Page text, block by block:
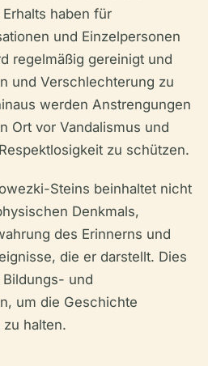
haben für
und Einzelpersonen
regelmäßig gereinigt und
und Verschlechterung zu
werden Anstrengungen
Ort vor Vandalismus und
zu schützen.
Steins beinhaltet nicht
Denkmals,
des Erinnerns und
die er darstellt. Dies
und
um die Geschichte
halten.